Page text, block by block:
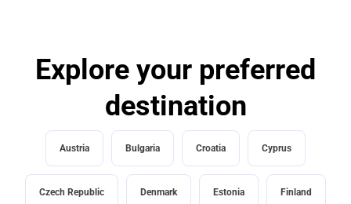
Explore your preferred
destination
Austria Bulgaria Croatia Cyprus
Czech Republic Denmark Estonia Finland